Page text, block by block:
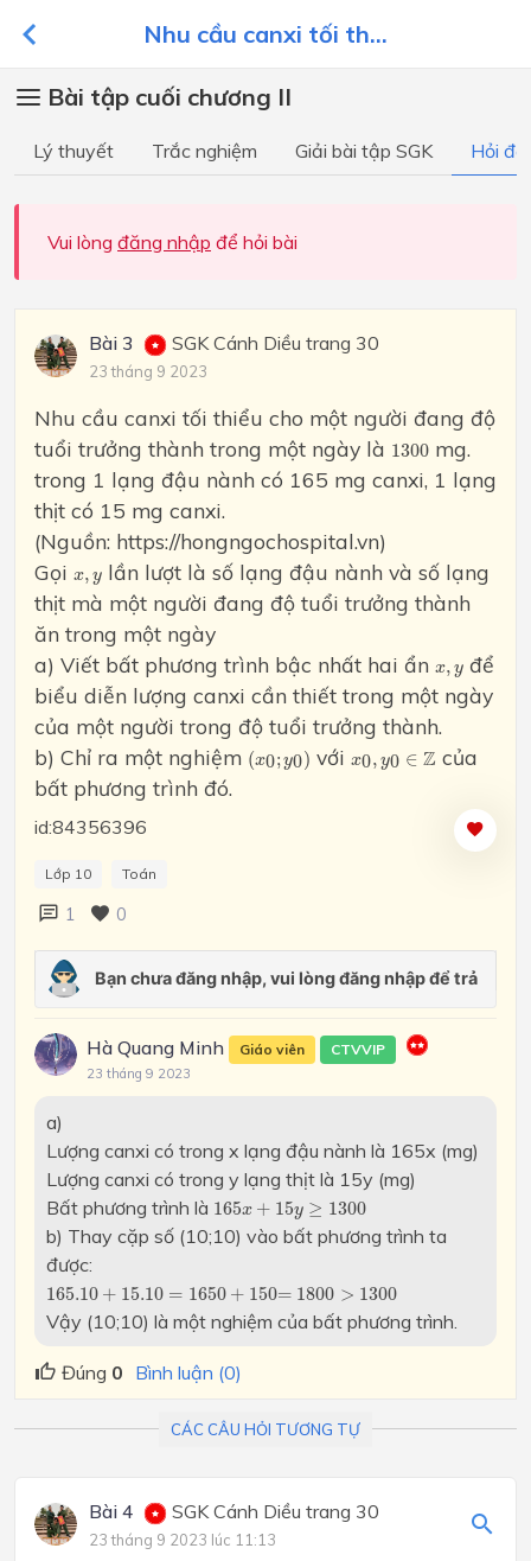
Nhu cầu canxi tối th...
Bài tập cuối chương II
Lý thuyết Trắc nghiệm Giải bài tập SGK Hỏi
Vui lòng đăng nhập để hỏi bài
Bài 3 SGK Cánh Diều trang 30
23 tháng 9 2023
Nhu cầu canxi tối thiểu cho một người đang độ
tuổi trưởng thành trong một ngày là 1300
1300mg.
trong 1 lạng đậu nành có 165 mg canxi, 1 lạng
thịt có 15 mg canxi.
(Nguồn: https://hongngochospital.vn)
Gọi x, y
x ylần lượt là số lạng đậu nành và số lạng
thịt mà một người đang độ tuổi trưởng thành
ăn trong một ngày
a) Viết bất phương trình bậc nhất hai ẩn x, y
x yđể
biểu diễn lượng canxi cần thiết trong một ngày
của một người trong độ tuổi trưởng thành.
b) Chỉ ra một nghiệm (x0;y0)
( 0 0) vớix0, y0 ∈ Z
x0 y0 ∈Z
của
bất phương trình đó.
id:84356396
Lớp 10 Toán
1 0
Hà Quang Minh Giáo viên CTVVIP
23 tháng 9 2023
a)
Lượng canxi có trong x lạng đậu nành là 165x (mg)
Lượng canxi có trong y lạng thịt là 15y (mg)
Bất phương trình là 165x + 15y ≥ 1300
165x + 15y ≥1300
b) Thay cặp số (10;10) vào bất phương trình ta
được:
165.10 + 15.10 = 1650 + 150
165.10 + 15.10 1650 + 150= 1800 > 1300
= 1800 >1300
Vậy (10;10) là một nghiệm của bất phương trình.
Đúng 0 Bình luận (0)
CÁC CÂU HỎI TƯƠNG TỰ
Bài 4 SGK Cánh Diều trang 30
23 tháng 9 2023 lúc 11:13